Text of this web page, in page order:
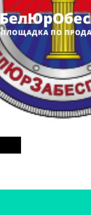
имущество
торгов
имущество